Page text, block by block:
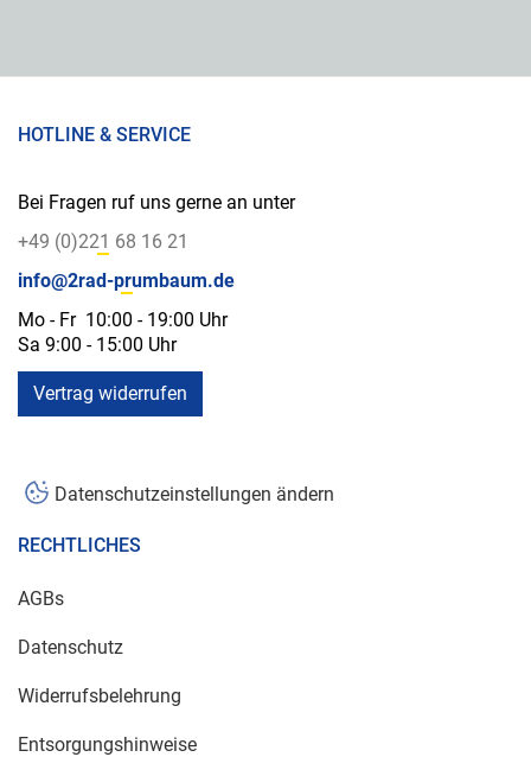
HOTLINE & SERVICE
Bei Fragen ruf uns gerne an unter
+49 (0)221 68 16 21
info@2rad-prumbaum.de
Mo - Fr 10:00 - 19:00 Uhr
Sa 9:00 - 15:00 Uhr
Vertrag widerrufen
Datenschutzeinstellungen ändern
RECHTLICHES
AGBs
Datenschutz
Widerrufsbelehrung
Entsorgungshinweise